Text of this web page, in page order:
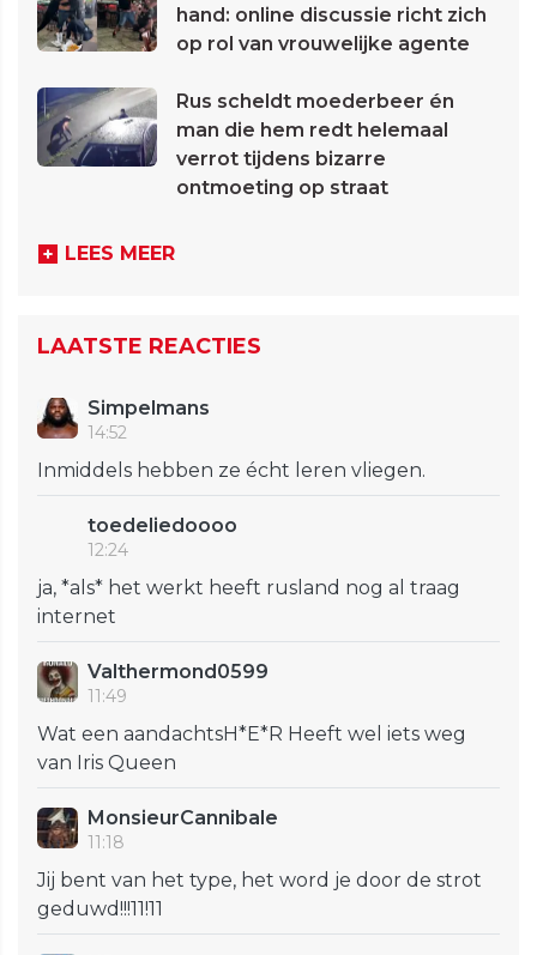
hand: online discussie richt zich
op rol van vrouwelijke agente
Rus scheldt moederbeer én
man die hem redt helemaal
verrot tijdens bizarre
ontmoeting op straat
LEES MEER
LAATSTE REACTIES
Simpelmans
14:52
Inmiddels hebben ze écht leren vliegen.
toedeliedoooo
12:24
ja, *als* het werkt heeft rusland nog al traag
internet
Valthermond0599
11:49
Wat een aandachtsH*E*R Heeft wel iets weg
van Iris Queen
MonsieurCannibale
11:18
Jij bent van het type, het word je door de strot
geduwd!!!11!11